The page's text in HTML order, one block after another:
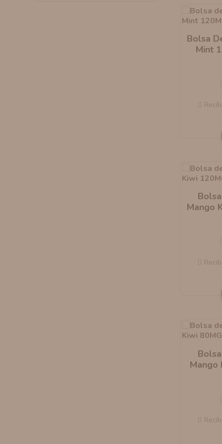
Bolsa
Mint
Mango
Mango
RESISTENCIAS ARTESANALES RECOMENDADAS